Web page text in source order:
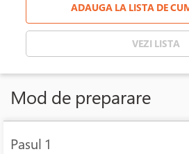
ADAUGA LA LISTA DE
VEZI LISTA
Mod de preparare
Pasul 1